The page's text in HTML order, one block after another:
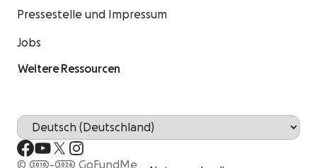
Pressestelle und Impressum
Jobs
Weitere Ressourcen
© 2010-2026 GoFundMe